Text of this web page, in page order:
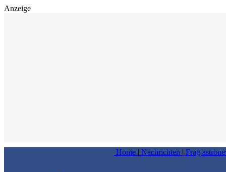
Anzeige
Home | Nachrichten | Frag